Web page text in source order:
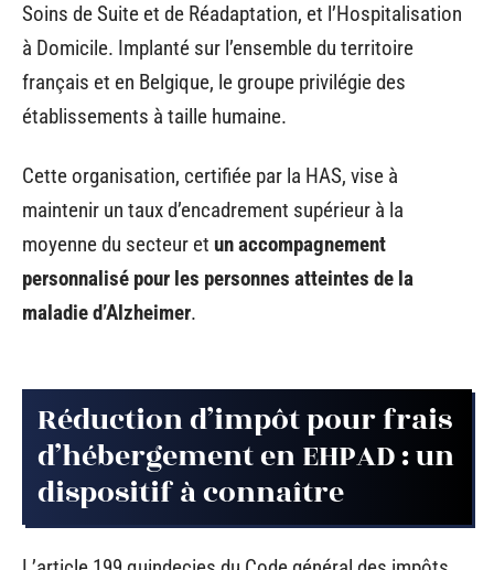
Soins de Suite et de Réadaptation, et l’Hospitalisation
à Domicile. Implanté sur l’ensemble du territoire
français et en Belgique, le groupe privilégie des
établissements à taille humaine.
Cette organisation, certifiée par la HAS, vise à
maintenir un taux d’encadrement supérieur à la
moyenne du secteur et un accompagnement
personnalisé pour les personnes atteintes de la
maladie d’Alzheimer.
Réduction d’impôt pour frais
d’hébergement en EHPAD : un
dispositif à connaître